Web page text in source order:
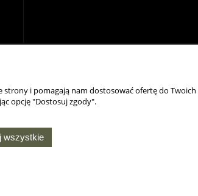
i pomagają nam dostosować ofertę do
opcję "Dostosuj zgody".
wszystkie